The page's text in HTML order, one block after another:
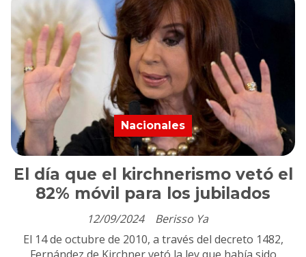
El día que el kirchnerismo vetó el
82% móvil para los jubilados
Berisso Ya
Nacionales
12/09/2024
El 14 de octubre de 2010, a través del decreto 1482,